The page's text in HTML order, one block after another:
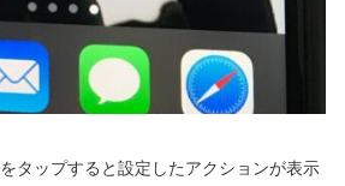
タップすると設定したアクションが表示